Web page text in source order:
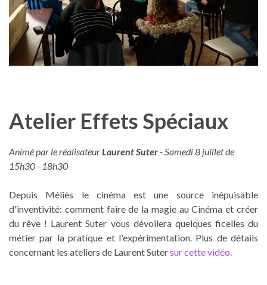
Atelier Effets Spéciaux
Animé par le réalisateurLaurent Suter- Samedi 8 juillet de
15h30 - 18h30
Depuis Méliès le cinéma est une source inépuisable
d'inventivité: comment faire de la magie au Cinéma et créer
du rêve ! Laurent Suter vous dévoilera quelques ficelles du
métier par la pratique et l'expérimentation. Plus de détails
concernant les ateliers de Laurent Sutersur cette vidéo.